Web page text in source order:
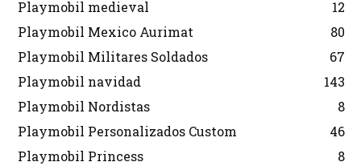
Playmobil medieval
12
Playmobil Mexico Aurimat
80
Playmobil Militares Soldados
67
Playmobil navidad
143
Playmobil Nordistas
8
Playmobil Personalizados Custom
46
Playmobil Princess
8